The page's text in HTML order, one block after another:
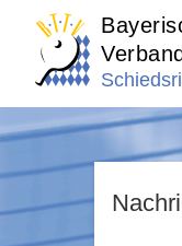
Verband